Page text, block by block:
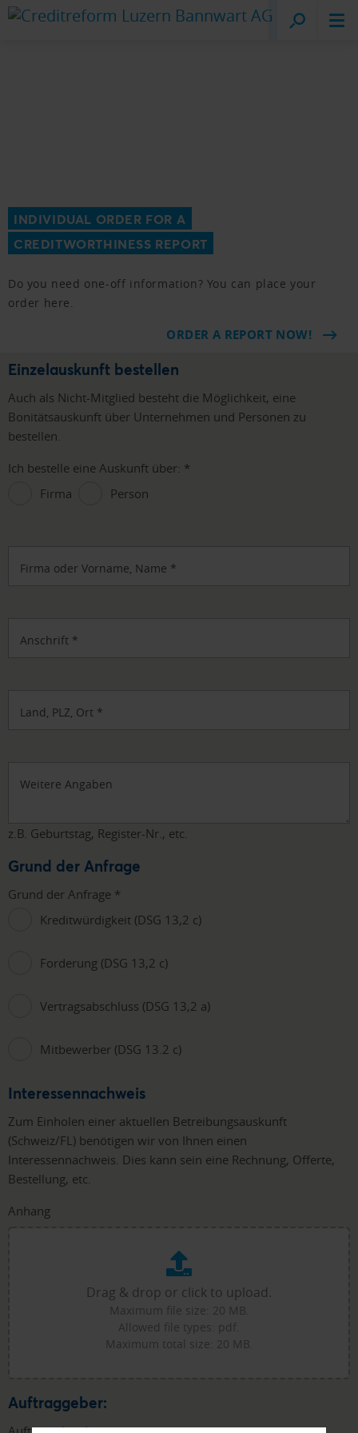
Creditreform
Lucerne
INDIVIDUAL ORDER FOR A
CREDITWORTHINESS REPORT
Do you need one-off information? You can place your
order here.
ORDER A REPORT NOW!
Einzelauskunft bestellen
Auch als Nicht-Mitglied besteht die Möglichkeit, eine
Bonitätsauskunft über Unternehmen und Personen zu
bestellen.
Ich bestelle eine Auskunft über: *
Firma
Person
Firma oder Vorname, Name *
Anschrift *
Land, PLZ, Ort *
Weitere Angaben
z.B. Geburtstag, Register-Nr., etc.
Grund der Anfrage
Grund der Anfrage *
Kreditwürdigkeit (DSG 13,2 c)
Forderung (DSG 13,2 c)
Vertragsabschluss (DSG 13,2 a)
Mitbewerber (DSG 13.2 c)
Interessennachweis
Zum Einholen einer aktuellen Betreibungsauskunft
(Schweiz/FL) benötigen wir von Ihnen einen
Interessennachweis. Dies kann sein eine Rechnung, Offerte,
Bestellung, etc.
Anhang
Drag & drop or click to upload.
Maximum file size: 20 MB.
Allowed file types: pdf.
Maximum total size: 20 MB.
Auftraggeber: